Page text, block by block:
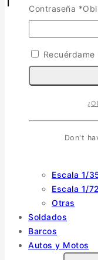
Tienda
Aviones
Escala 1/72
Escala 1/
Escala 1/32
Escala 1/
Escala 1/72
Otras
Soldados
Barcos
Autos y Motos
Contraseña *
Recuérdame
Don't